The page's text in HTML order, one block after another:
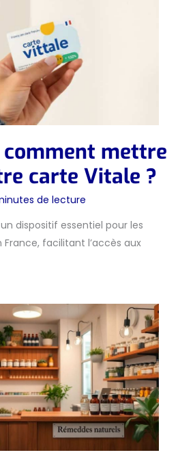
comment mettre
carte Vitale ?
de lecture
dispositif essentiel pour les
France, facilitant l’accès aux